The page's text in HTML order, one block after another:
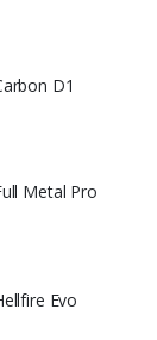
D1
Metal Pro
Evo